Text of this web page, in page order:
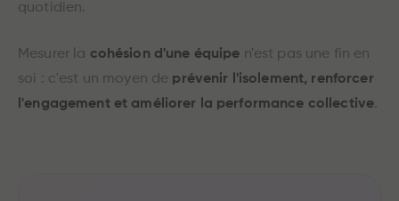
quotidien.
Mesurer la cohésion d'une équipe n'est pas une fin en
soi : c'est un moyen de prévenir l'isolement, renforcer
l'engagement et améliorer la performance collective.